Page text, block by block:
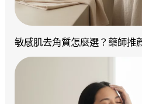
敏感肌去角質怎麼選？藥師推